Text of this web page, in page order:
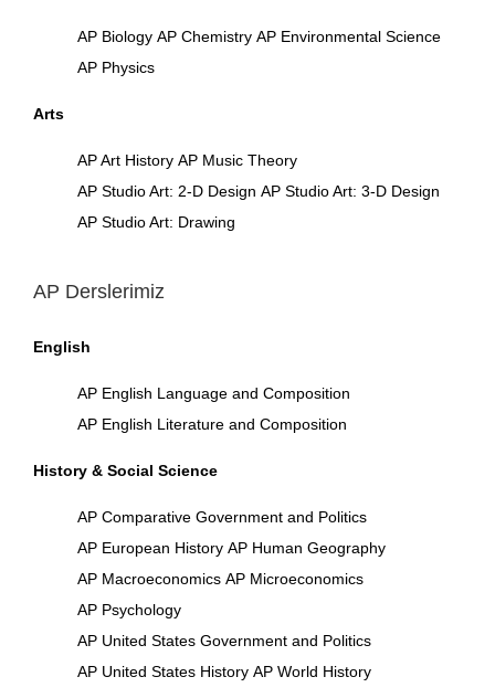
AP Biology AP Chemistry AP Environmental Science
AP Physics
Arts
AP Art History AP Music Theory
AP Studio Art: 2-D Design AP Studio Art: 3-D Design
AP Studio Art: Drawing
AP Derslerimiz
English
AP English Language and Composition
AP English Literature and Composition
History & Social Science
AP Comparative Government and Politics
AP European History AP Human Geography
AP Macroeconomics AP Microeconomics
AP Psychology
AP United States Government and Politics
AP United States History AP World History